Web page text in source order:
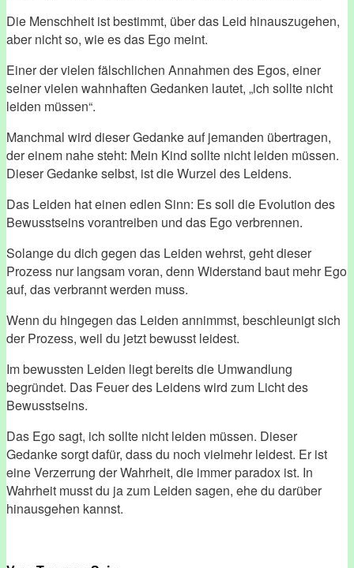
Die Menschheit ist bestimmt, über das Leid hinauszugehen,
aber nicht so, wie es das Ego meint.
Einer der vielen fälschlichen Annahmen des Egos, einer
seiner vielen wahnhaften Gedanken lautet, „ich sollte nicht
leiden müssen“.
Manchmal wird dieser Gedanke auf jemanden übertragen,
der einem nahe steht: Mein Kind sollte nicht leiden müssen.
Dieser Gedanke selbst, ist die Wurzel des Leidens.
Das Leiden hat einen edlen Sinn: Es soll die Evolution des
Bewusstseins vorantreiben und das Ego verbrennen.
Solange du dich gegen das Leiden wehrst, geht dieser
Prozess nur langsam voran, denn Widerstand baut mehr Ego
auf, das verbrannt werden muss.
Wenn du hingegen das Leiden annimmst, beschleunigt sich
der Prozess, weil du jetzt bewusst leidest.
Im bewussten Leiden liegt bereits die Umwandlung
begründet. Das Feuer des Leidens wird zum Licht des
Bewusstseins.
Das Ego sagt, ich sollte nicht leiden müssen. Dieser
Gedanke sorgt dafür, dass du noch vielmehr leidest. Er ist
eine Verzerrung der Wahrheit, die immer paradox ist. In
Wahrheit musst du ja zum Leiden sagen, ehe du darüber
hinausgehen kannst.